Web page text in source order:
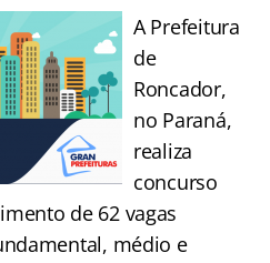
A Prefeitura
de
Roncador,
no Paraná,
realiza
concurso
de 62 vagas
médio e